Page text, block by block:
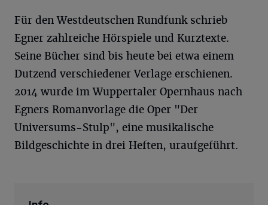
Für den Westdeutschen Rundfunk schrieb
Egner zahlreiche Hörspiele und Kurztexte.
Seine Bücher sind bis heute bei etwa einem
Dutzend verschiedener Verlage erschienen.
2014 wurde im Wuppertaler Opernhaus nach
Egners Romanvorlage die Oper "Der
Universums-Stulp", eine musikalische
Bildgeschichte in drei Heften, uraufgeführt.